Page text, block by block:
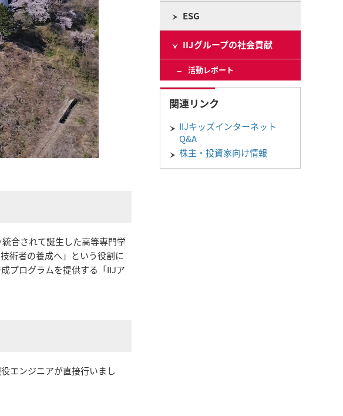
合されて誕生した高等専門学
術者の養成へ」という役割に
プログラムを提供する「IIJア
エンジニアが直接行いまし
ESG
IIJグループの社会貢献
活動レポート
関連リンク
IIJキッズインターネット
Q&A
株主・投資家向け情報